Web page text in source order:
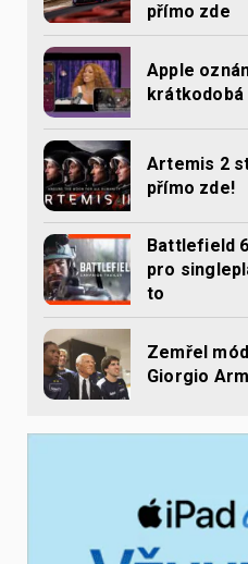
přímo zde
Apple
krátkodobá
Artemis 2
přímo zde!
Battlefield
pro
to
Zemřel
Giorgio